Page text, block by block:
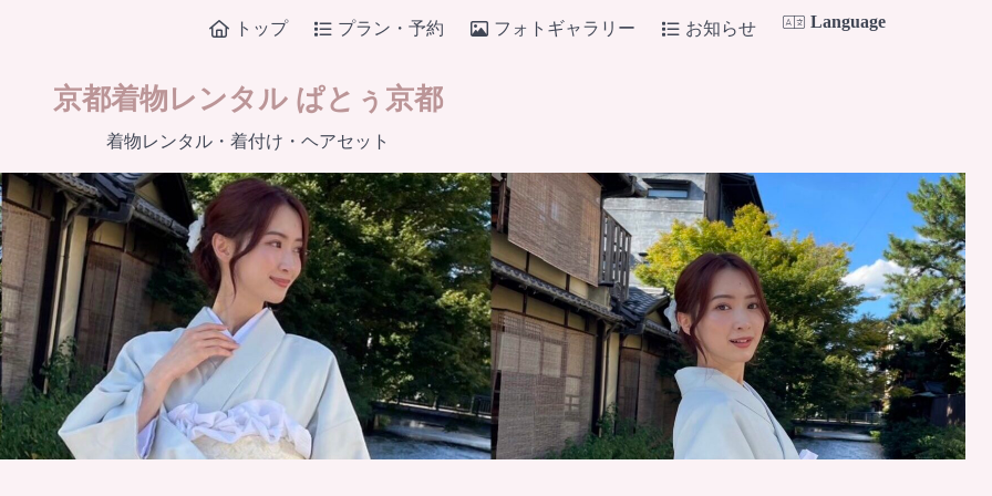
トップ プラン・予約 フォトギャラリー お知らせ Language
京都着物レンタル ぱとぅ京都
着物レンタル・着付け・ヘアセット